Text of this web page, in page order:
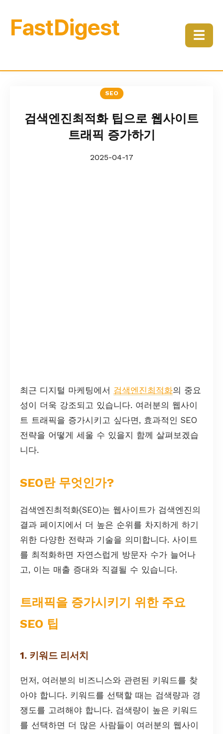
FastDigest ☰
SEO
검색엔진최적화 팁으로 웹사이트
트래픽 증가하기
2025-04-17
최근 디지털 마케팅에서 검색엔진최적화의 중요
성이 더욱 강조되고 있습니다. 여러분의 웹사이
트 트래픽을 증가시키고 싶다면, 효과적인 SEO
전략을 어떻게 세울 수 있을지 함께 살펴보겠습
니다.
SEO란 무엇인가?
검색엔진최적화(SEO)는 웹사이트가 검색엔진의
결과 페이지에서 더 높은 순위를 차지하게 하기
위한 다양한 전략과 기술을 의미합니다. 사이트
를 최적화하면 자연스럽게 방문자 수가 늘어나
고, 이는 매출 증대와 직결될 수 있습니다.
트래픽을 증가시키기 위한 주요
SEO 팁
1. 키워드 리서치
먼저, 여러분의 비즈니스와 관련된 키워드를 찾
아야 합니다. 키워드를 선택할 때는 검색량과 경
쟁도를 고려해야 합니다. 검색량이 높은 키워드
를 선택하면 더 많은 사람들이 여러분의 웹사이